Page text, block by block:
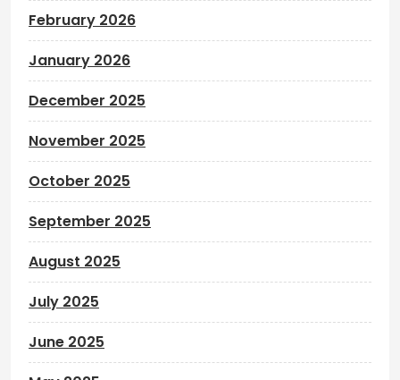
February 2026
January 2026
December 2025
November 2025
October 2025
September 2025
August 2025
July 2025
June 2025